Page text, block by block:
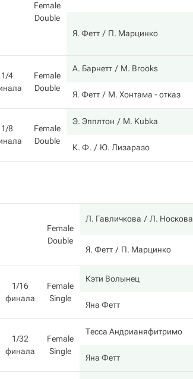
Female
Double
Я. Фетт П. Марцинко
1/4
Female
Double
А. Барнетт M. Brooks
Я. Фетт М. Хонтама - отказ
1/8
Female
Double
Э. Эпплтон M. Kubka
К. Ф. Ю. Лизаразо
Female
Double
Л. Гавличкова Л. Носкова
Я. Фетт П. Марцинко
1/16
финала
Female
Single
Кэти Волынец
Яна Фетт
1/32
финала
Female
Single
Тесса Андрианяфитримо
Яна Фетт